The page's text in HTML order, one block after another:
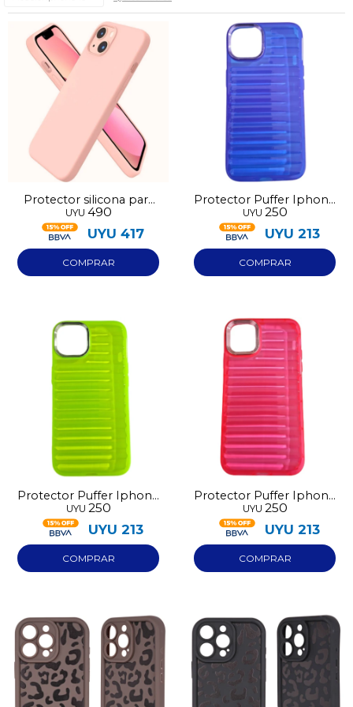
Protector silicona para
Iphone 13
UYU 490
UYU 417
Protector Puffer Iphone
13 Azul
UYU 250
UYU 213
Protector Puffer Iphone
13 Verde
UYU 250
UYU 213
Protector Puffer Iphone
13 Rosado
UYU 250
UYU 213